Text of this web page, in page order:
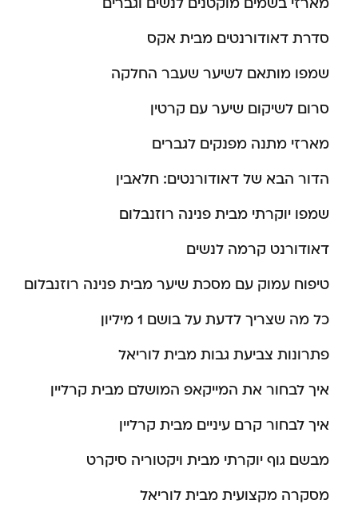
סדרת דאודורנטים מבית אקס
שמפו מותאם לשיער שעבר החלקה
סרום לשיקום שיער עם קרטין
מארזי מתנה מפנקים לגברים
הדור הבא של דאודורנטים: חלאבין
שמפו יוקרתי מבית פנינה רוזנבלום
דאודורנט קרמה לנשים
טיפוח עמוק עם מסכת שיער מבית פנינה רוזנבלום
כל מה שצריך לדעת על בושם 1 מיליון
פתרונות צביעת גבות מבית לוריאל
איך לבחור את המייקאפ המושלם מבית קרליין
איך לבחור קרם עיניים מבית קרליין
מבשם גוף יוקרתי מבית ויקטוריה סיקרט
מסקרה מקצועית מבית לוריאל